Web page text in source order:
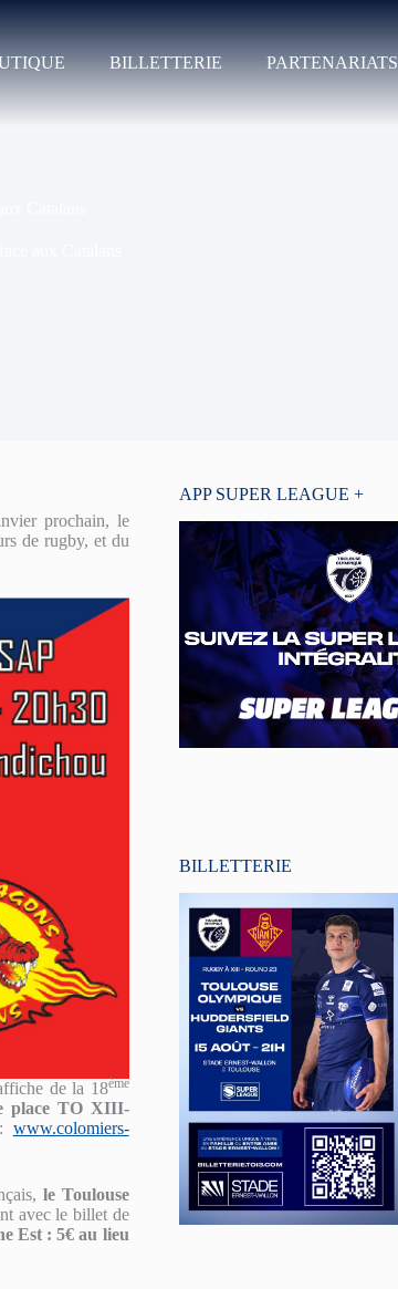
BILLETTERIE PARTENARIATS
prochain, le
de rugby, et du
de la 18ème
place TO XIII-
www.colomiers-
le Toulouse
avec le billet de
Est : 5€ au lieu
APP SUPER LEAGUE +
BILLETTERIE